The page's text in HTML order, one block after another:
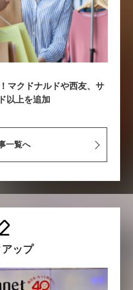
マクドナルドや西友、サ
以上を追加
一覧へ
アップ